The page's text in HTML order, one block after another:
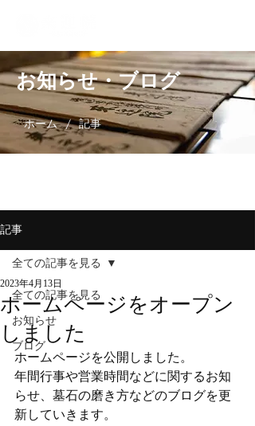
お知らせ・ブログ
ホーム / 記事
記事
全ての記事を見る
お知らせ
ブログ
全ての記事を見る
ホームページをオープン
しました
2023年4月13日
ホームページを公開しました。
年間行事や営業時間などに関するお知
らせ、墓石の磨き方などのブログを更
新していきます。